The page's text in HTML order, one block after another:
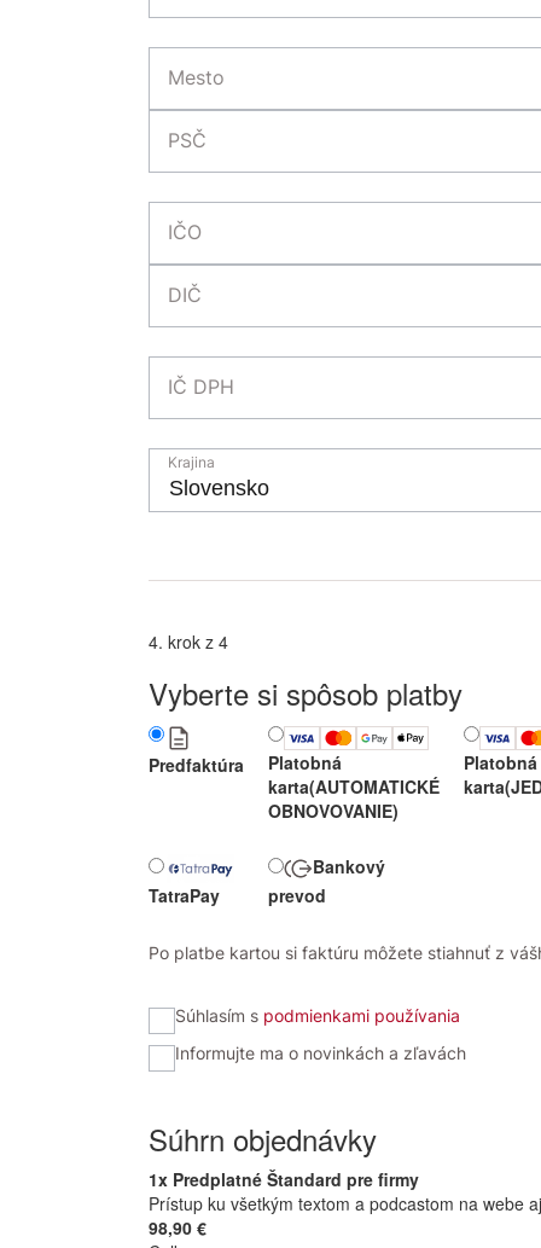
Mesto
PSČ
IČO
DIČ
IČ DPH
Krajina
4. krok z 4
Vyberte si spôsob platby
Predfaktúra
Platobná
karta(AUTOMATICKÉ
OBNOVOVANIE)
Platobná
karta
TatraPay
Bankový
prevod
Po platbe kartou si faktúru môžete stiahnuť z
Súhlasím s podmienkami používania
Informujte ma o novinkách a zľavách
Súhrn objednávky
1x Predplatné Štandard pre firmy
Prístup ku všetkým textom a podcastom na webe
98,90 €